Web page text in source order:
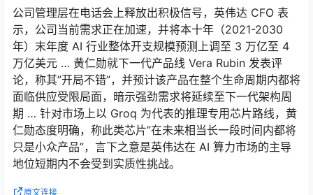
公司管理层在电话会上释放出积极信号，英伟达 CFO 表
示，公司当前需求正在加速，并将本十年（2021-2030
年）末年度 AI 行业整体开支规模预测上调至 3 万亿至 4
万亿美元 … 黄仁勋就下一代产品线 Vera Rubin 发表评
论，称其”开局不错”，并预计该产品在整个生命周期内都将
面临供应受限局面，暗示强劲需求将延续至下一代架构周
期 … 针对市场上以 Groq 为代表的推理专用芯片路线，黄
仁勋态度明确，称此类芯片”在未来相当长一段时间内都将
只是小众产品”，言下之意是英伟达在 AI 算力市场的主导
地位短期内不会受到实质性挑战。
原文连接